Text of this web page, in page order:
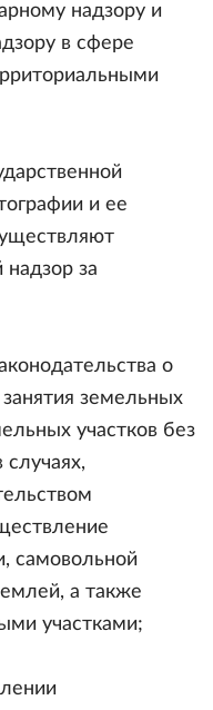
надзору и
в сфере
и ее
за
о
земельных
участков без
самовольной
а также
участками;